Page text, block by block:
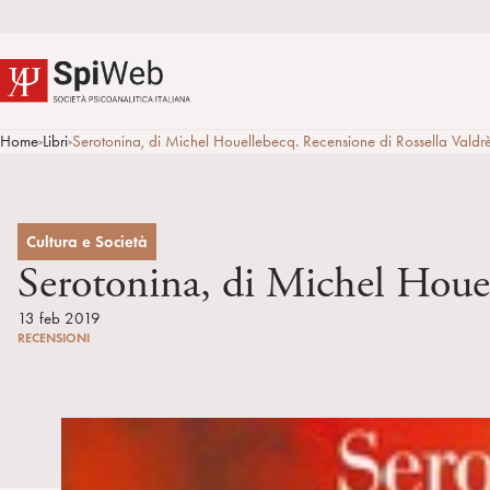
Home>Libri>Serotonina, di Michel Houellebecq. Recensione di Rossella
Cultura e Società
Serotonina, di Michel
13 feb 2019
RECENSIONI